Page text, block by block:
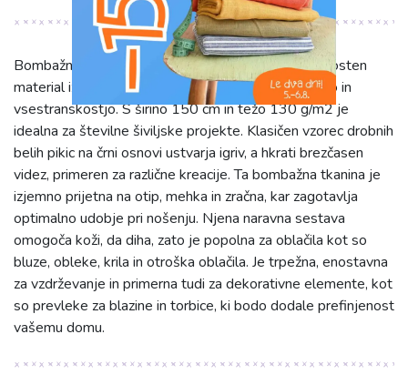
Bombažna tkanina Petit dots black je visokokakovosten
material iz 100% bombaža, ki navdušuje z eleganco in
vsestranskostjo. S širino 150 cm in težo 130 g/m2 je
idealna za številne šiviljske projekte. Klasičen vzorec drobnih
belih pikic na črni osnovi ustvarja igriv, a hkrati brezčasen
videz, primeren za različne kreacije. Ta bombažna tkanina je
izjemno prijetna na otip, mehka in zračna, kar zagotavlja
optimalno udobje pri nošenju. Njena naravna sestava
omogoča koži, da diha, zato je popolna za oblačila kot so
bluze, obleke, krila in otroška oblačila. Je trpežna, enostavna
za vzdrževanje in primerna tudi za dekorativne elemente, kot
so prevleke za blazine in torbice, ki bodo dodale prefinjenost
vašemu domu.